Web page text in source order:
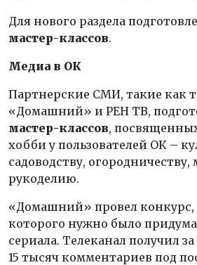
Для нового раздела
мастер-классов.
Медиа в ОК
Партнерские СМИ, такие как
«Домашний» и РЕН ТВ,
мастер-классов,
хобби у пользователей ОК –
садоводству, огородничеству,
рукоделию.
«Домашний» провел конкурс,
которого нужно было
сериала. Телеканал получил
15 тысяч комментариев под